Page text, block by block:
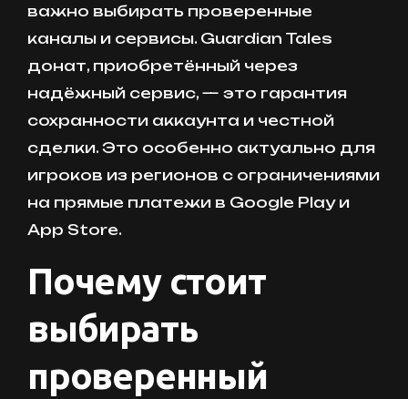
важно выбирать проверенные
каналы и сервисы. Guardian Tales
донат, приобретённый через
надёжный сервис, — это гарантия
сохранности аккаунта и честной
сделки. Это особенно актуально для
игроков из регионов с ограничениями
на прямые платежи в Google Play и
App Store.
Почему стоит
выбирать
проверенный